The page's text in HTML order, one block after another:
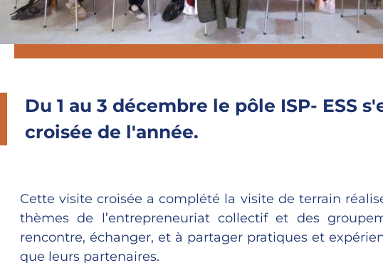
Du 1 au 3 décembre le pôle ISP- ESS
croisée de l'année.
Cette visite croisée a complété la visite de terrain
thèmes de l’entrepreneuriat collectif et des
rencontre, échanger, et à partager pratiques et
que leurs partenaires.